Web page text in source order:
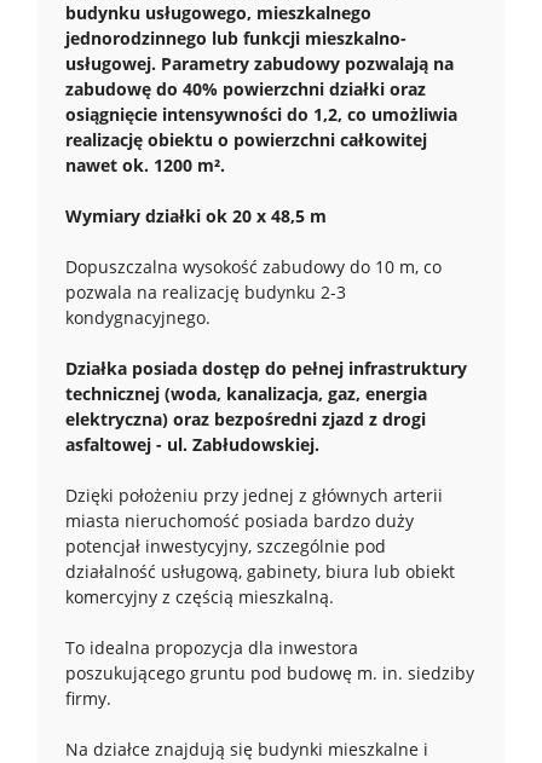
budynku usługowego, mieszkalnego
jednorodzinnego lub funkcji mieszkalno-
usługowej. Parametry zabudowy pozwalają na
zabudowę do 40% powierzchni działki oraz
osiągnięcie intensywności do 1,2, co umożliwia
realizację obiektu o powierzchni całkowitej
nawet ok. 1200 m².
Wymiary działki ok 20 x 48,5 m
Dopuszczalna wysokość zabudowy do 10 m, co
pozwala na realizację budynku 2-3
kondygnacyjnego.
Działka posiada dostęp do pełnej infrastruktury
technicznej (woda, kanalizacja, gaz, energia
elektryczna) oraz bezpośredni zjazd z drogi
asfaltowej - ul. Zabłudowskiej.
Dzięki położeniu przy jednej z głównych arterii
miasta nieruchomość posiada bardzo duży
potencjał inwestycyjny, szczególnie pod
działalność usługową, gabinety, biura lub obiekt
komercyjny z częścią mieszkalną.
To idealna propozycja dla inwestora
poszukującego gruntu pod budowę m. in. siedziby
firmy.
Na działce znajdują się budynki mieszkalne i